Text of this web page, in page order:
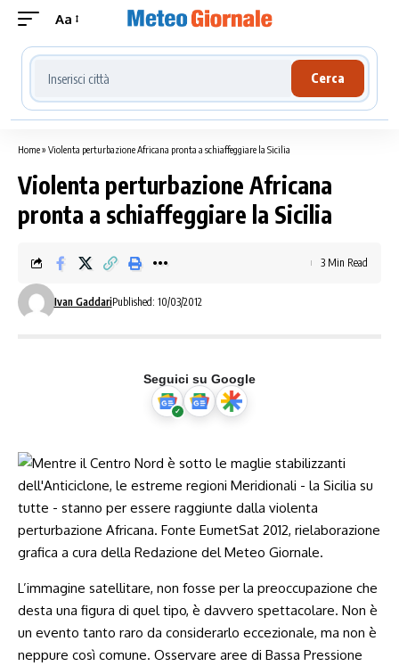
Aa
Cerca località meteo
Cerca
Home» Violenta perturbazione Africana pronta a schiaffeggiare la Sicilia
Violenta perturbazione Africana
pronta a schiaffeggiare la Sicilia
Ivan GaddariPublished: 10/03/2012
3 Min Read
Seguici su Google
L’immagine satellitare, non fosse per la preoccupazione che
desta una figura di quel tipo, è davvero spettacolare. Non è
un evento tanto raro da considerarlo eccezionale, ma non è
neppure così comune. Osservare aree di Bassa Pressione